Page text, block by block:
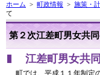
ホーム > 町政情報 > 施策・
て
第２次江差町男女共
江差町男女共
町では、平成１１年制定